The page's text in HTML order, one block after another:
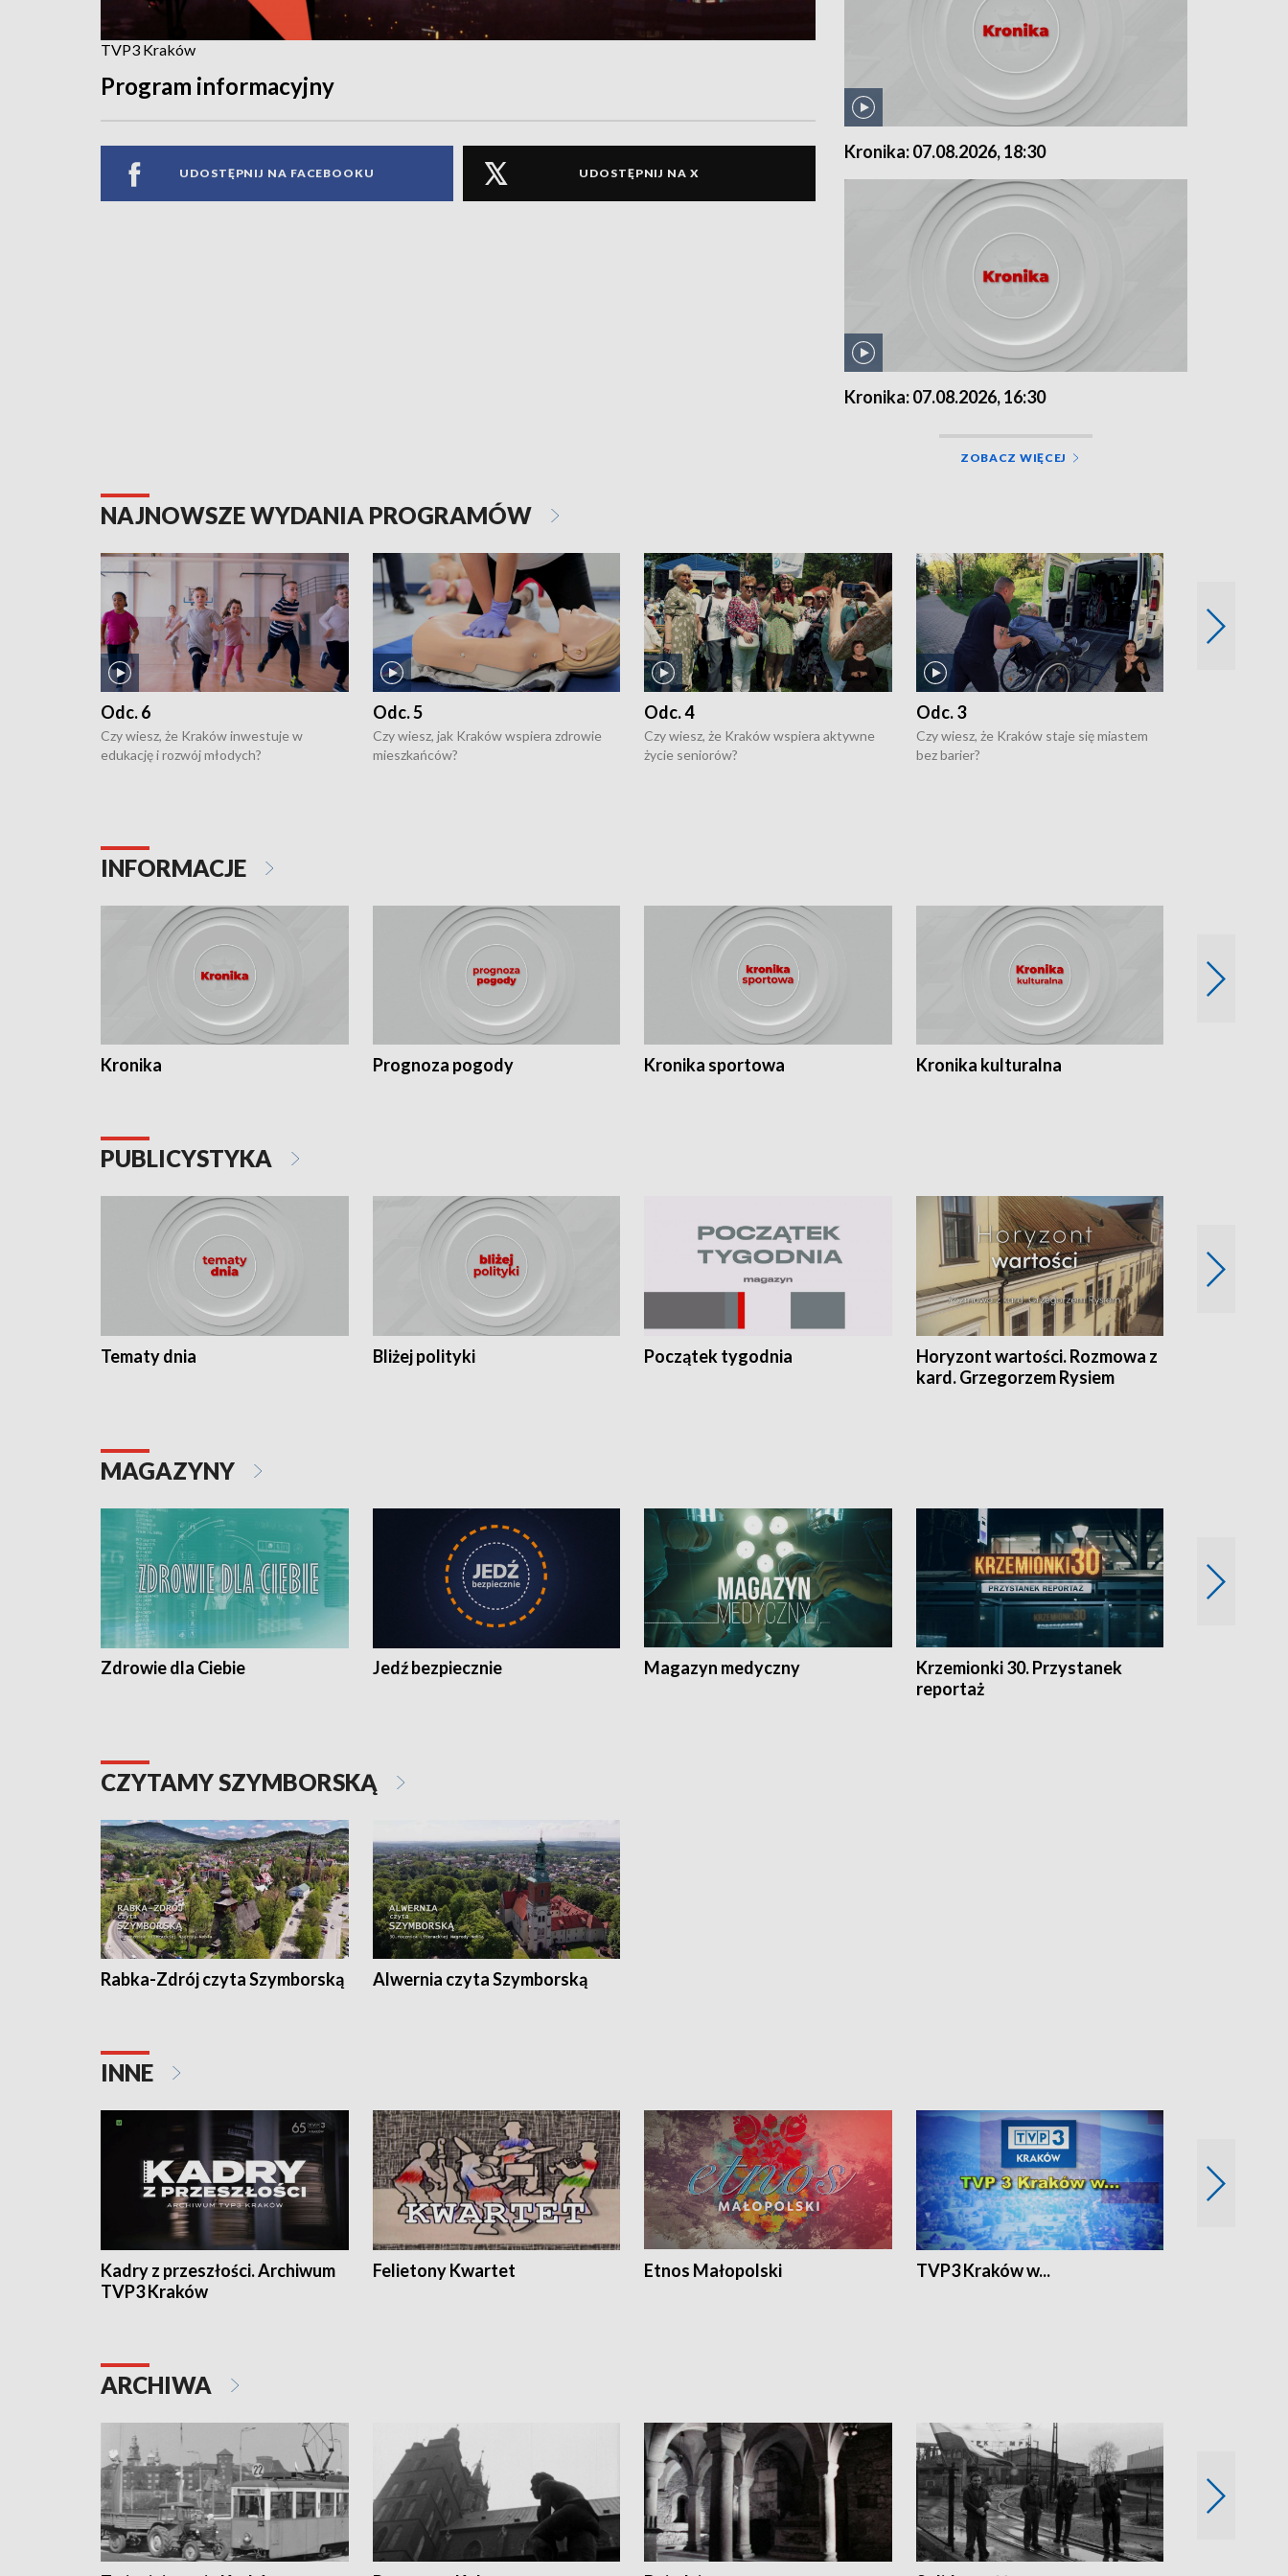
TVP3 Kraków
Program informacyjny
UDOSTĘPNIJ NA FACEBOOKU UDOSTĘPNIJ NA X
Kronika: 07.08.2026, 18:30
Kronika: 07.08.2026, 16:30
ZOBACZ WIĘCEJ
NAJNOWSZE WYDANIA PROGRAMÓW
Odc. 6
Czy wiesz, że Kraków inwestuje w
edukację i rozwój młodych?
Odc. 5
Czy wiesz, jak Kraków wspiera zdrowie
mieszkańców?
Odc. 4
Czy wiesz, że Kraków wspiera aktywne
życie seniorów?
Odc. 3
Czy wiesz, że Kraków staje się miastem
bez barier?
INFORMACJE
Kronika Prognoza pogody Kronika sportowa Kronika kulturalna
PUBLICYSTYKA
Tematy dnia Bliżej polityki Początek tygodnia
Horyzont wartości. Rozmowa z
kard. Grzegorzem Rysiem
MAGAZYNY
Zdrowie dla Ciebie Jedź bezpiecznie Magazyn medyczny
Krzemionki 30. Przystanek
reportaż
CZYTAMY SZYMBORSKĄ
Rabka-Zdrój czyta Szymborską Alwernia czyta Szymborską
INNE
Kadry z przeszłości. Archiwum
TVP3 Kraków
Felietony Kwartet Etnos Małopolski TVP3 Kraków w...
ARCHIWA